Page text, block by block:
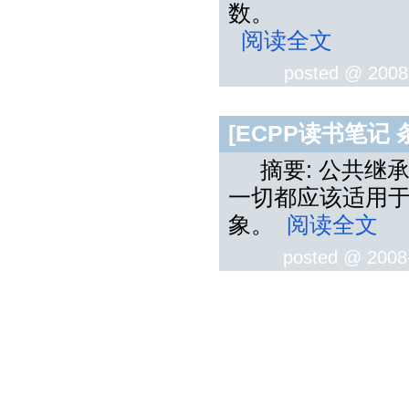
数。
阅读全文
posted @
[ECPP读书笔记
摘要: 公共继承
一切都应该适用
象。 阅读全文
posted @